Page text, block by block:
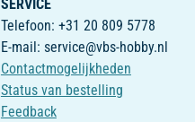
SERVICE
Telefoon: +31 20 809 5778
E-mail: service@vbs-hobby.nl
Contactmogelijkheden
Status van bestelling
Feedback